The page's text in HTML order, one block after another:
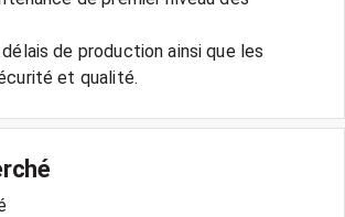
de production ainsi que les